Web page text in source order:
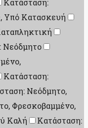
Κατάσταση:
Υπό Κατασκευή
Νεόδμητο
Κατάσταση:
Νεόδμητο,
Φρεσκοβαμμένο,
Καλή
Κατάσταση: